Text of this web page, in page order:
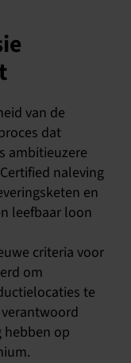
van de
dat
ambitieuzere
naleving
en
leefbaar loon
criteria voor
om
te
op